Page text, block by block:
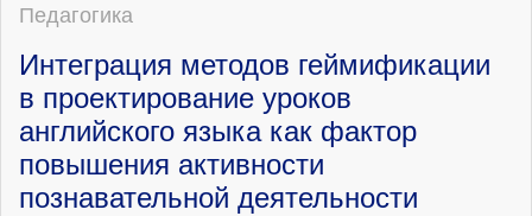
Педагогика
Интеграция методов геймификации
в проектирование уроков
английского языка как фактор
повышения активности
познавательной деятельности